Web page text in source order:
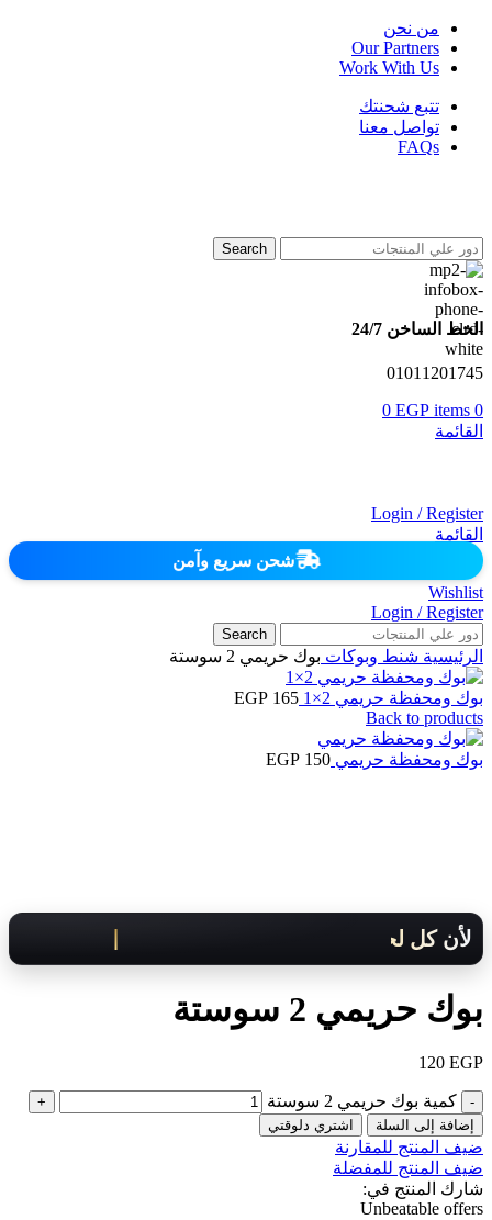
من نحن
Our Partners
Work With Us
تتبع شحنتك
تواصل معنا
FAQs
Search
الخط الساخن 24/7
01011201745
0
items
0 EGP
القائمة
Login / Register
القائمة
شحن سريع وآمن
Wishlist
Login / Register
Search
الرئيسية شنط وبوكات بوك حريمي 2 سوستة
بوك ومحفظة حريمي 2×1 165
EGP
Back to products
بوك ومحفظة حريمي 150
EGP
لأن كل لحظة مهمة .. هنوصلك بسرعة!
بوك حريمي 2 سوستة
120 EGP
كمية بوك حريمي 2 سوستة
إضافة إلى السلة اشتري دلوقتي
ضيف المنتج للمقارنة
ضيف المنتج للمفضلة
شارك المنتج في:
Unbeatable offers